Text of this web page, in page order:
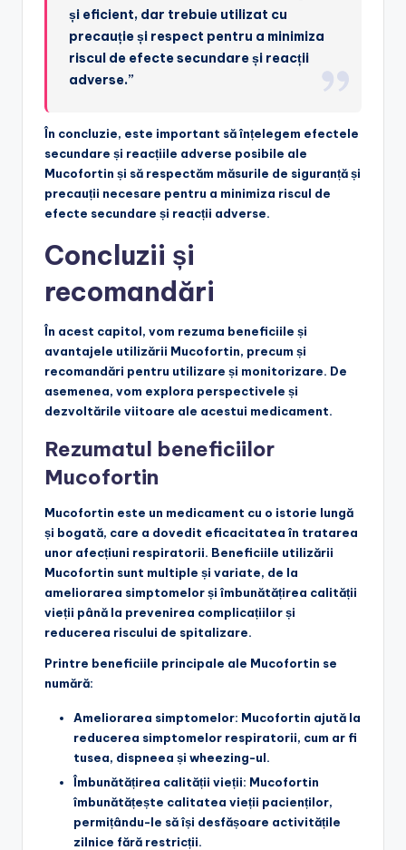
și eficient, dar trebuie utilizat cu
precauție și respect pentru a minimiza
riscul de efecte secundare și reacții
adverse.”
În concluzie, este important să înțelegem efectele
secundare și reacțiile adverse posibile ale
Mucofortin și să respectăm măsurile de siguranță și
precauții necesare pentru a minimiza riscul de
efecte secundare și reacții adverse.
Concluzii și
recomandări
În acest capitol, vom rezuma beneficiile și
avantajele utilizării Mucofortin, precum și
recomandări pentru utilizare și monitorizare. De
asemenea, vom explora perspectivele și
dezvoltările viitoare ale acestui medicament.
Rezumatul beneficiilor
Mucofortin
Mucofortin este un medicament cu o istorie lungă
și bogată, care a dovedit eficacitatea în tratarea
unor afecțiuni respiratorii. Beneficiile utilizării
Mucofortin sunt multiple și variate, de la
ameliorarea simptomelor și îmbunătățirea calității
vieții până la prevenirea complicațiilor și
reducerea riscului de spitalizare.
Printre beneficiile principale ale Mucofortin se
numără:
Ameliorarea simptomelor: Mucofortin ajută la
reducerea simptomelor respiratorii, cum ar fi
tusea, dispneea și wheezing-ul.
Îmbunătățirea calității vieții: Mucofortin
îmbunătățește calitatea vieții pacienților,
permițându-le să își desfășoare activitățile
zilnice fără restricții.